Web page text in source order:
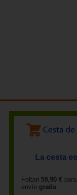
La cesta
Faltan 59,90 €
envío gratis